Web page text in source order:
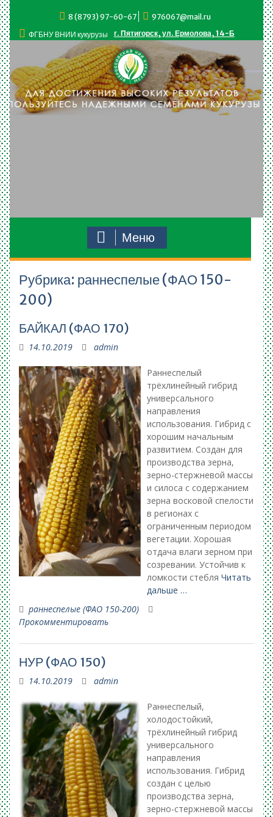
содержимому
8 (8793) 97-60-67
976067@mail.ru
ФГБНУ ВНИИ кукурузы
г. Пятигорск, ул. Ермолова, 14-Б
Меню
Рубрика: раннеспелые (ФАО 150-
200)
БАЙКАЛ (ФАО 170)
14.10.2019 admin
Раннеспелый
трёхлинейный гибрид
универсального
направления
использования. Гибрид с
хорошим начальным
развитием. Создан для
производства зерна,
зерно-стержневой массы
и силоса с содержанием
зерна восковой спелости
в регионах с
ограниченным периодом
вегетации. Хорошая
отдача влаги зерном при
созревании. Устойчив к
ломкости стебля Читать
дальше …
раннеспелые (ФАО 150-200)
Прокомментировать
НУР (ФАО 150)
14.10.2019 admin
Раннеспелый,
холодостойкий,
трёхлинейный гибрид
универсального
направления
использования. Гибрид
создан с целью
производства зерна,
зерно-стержневой массы